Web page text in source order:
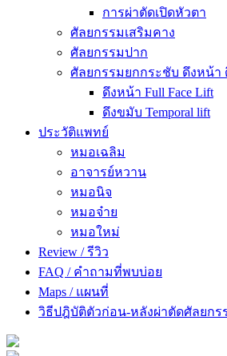
การผ่าตัดเปิดหัวตา
ศัลยกรรมเสริมคาง
ศัลยกรรมปาก
ศัลยกรรมยกกระชับ ดึงหน้า
ดึงหน้า Full Face Lift
ดึงขมับ Temporal lift
ประวัติแพทย์
หมอเฉลิม
อาจารย์หวาน
หมอนิจ
หมอจ๋าย
หมอใหม่
Review / รีวิว
FAQ / คำถามที่พบบ่อย
Maps / แผนที่
วิธีปฎิบัติตัวก่อน-หลังผ่าตัดศัลยกร